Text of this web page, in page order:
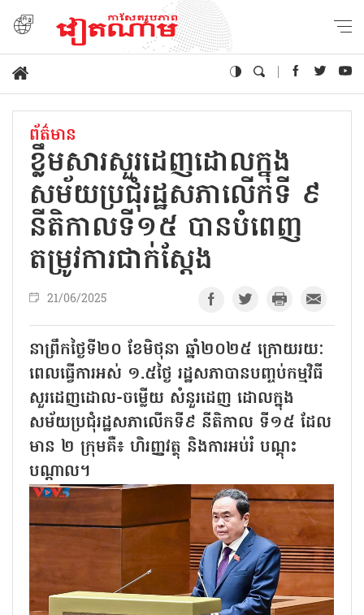
ព័ត៌មាន
ខ្លឹមសារសួរដេញដោលក្នុង
សម័យប្រជុំរដ្ឋសភាលើកទី ៩
នីតិកាលទី១៥ បានបំពេញ
តម្រូវការជាក់ស្តែង
21/06/2025
នាព្រឹកថ្ងៃទី២០ ខែមិថុនា ឆ្នាំ២០២៥ ក្រោយរយៈ
ពេលធ្វើការអស់ ១.៥ថ្ងៃ រដ្ឋសភាបានបញ្ចប់កម្មវិធី
សួរដេញដោល-ចម្លើយ សំនួរដេញ ដោលក្នុង
សម័យប្រជុំរដ្ឋសភាលើកទី៩ នីតិកាល ទី១៥ ដែល
មាន ២ ក្រុមគឺ៖ ហិរញ្ញវត្ថុ និងការអប់រំ បណ្តុះ
បណ្តាល។